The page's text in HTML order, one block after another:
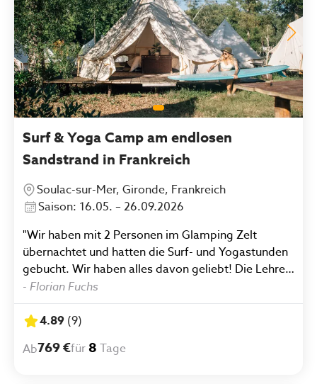
Surf & Yoga Camp am endlosen
Sandstrand in Frankreich
Soulac-sur-Mer, Gironde, Frankreich
Saison: 16.05. – 26.09.2026
"Wir haben mit 2 Personen im Glamping Zelt
übernachtet und hatten die Surf- und Yogastunden
gebucht. Wir haben alles davon geliebt! Die Lehrer
waren toll, alle Mitarbeitenden waren super
freundlich, die Atmosphäre im Camp mit den
anderen Gästen war großartig. Die weiteren
(Volleyball, Tischtennis, Karaoke,...), haben auch
- Florian Fuchs
4.89 (9)
Ab769 €für 8 Tage